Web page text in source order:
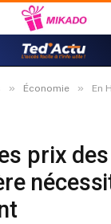
» Économie » En Haïti,
prix